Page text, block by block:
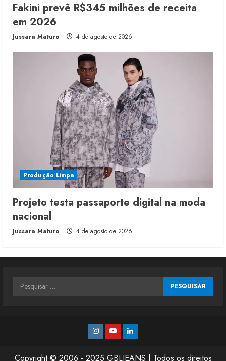
Fakini prevê R$345 milhões de receita
em 2026
Jussara Maturo 4 de agosto de 2026
Produção Limpa
Projeto testa passaporte digital na moda
nacional
Jussara Maturo 4 de agosto de 2026
Pesquisar
Instagram
YoutubeLinkedin
Copyright © 2006 - 2025 GBLJEANS | Todos os direitos